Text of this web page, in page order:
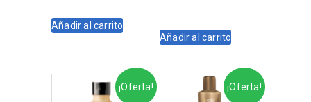
era:
es:
Añadir al carrito
era:
es:
Añadir al carrito
¡Oferta! ¡Oferta!